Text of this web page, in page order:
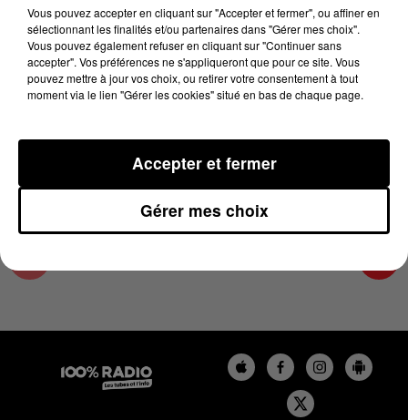
10 novembre 2025 - 2 min 28 sec
LES INFOS DU PAYS CATALAN DU 10/11/2025
À 08H00
Podcasts infos du Pays Catalan
Vous pouvez accepter en cliquant sur "Accepter et fermer", ou affiner en
sélectionnant les finalités et/ou partenaires dans "Gérer mes choix".
Vous pouvez également refuser en cliquant sur "Continuer sans
accepter". Vos préférences ne s'appliqueront que pour ce site. Vous
pouvez mettre à jour vos choix, ou retirer votre consentement à tout
moment via le lien "Gérer les cookies" situé en bas de chaque page.
Gérer mes choix
Accepter et fermer